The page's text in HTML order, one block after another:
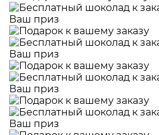
Ваш приз
Ваш приз
Ваш приз
Ваш приз